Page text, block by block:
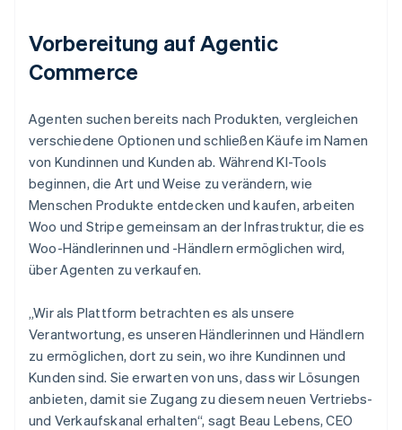
Vorbereitung auf Agentic
Commerce
Agenten suchen bereits nach Produkten, vergleichen
verschiedene Optionen und schließen Käufe im Namen
von Kundinnen und Kunden ab. Während KI-Tools
beginnen, die Art und Weise zu verändern, wie
Menschen Produkte entdecken und kaufen, arbeiten
Woo und Stripe gemeinsam an der Infrastruktur, die es
Woo-Händlerinnen und -Händlern ermöglichen wird,
über Agenten zu verkaufen.
„Wir als Plattform betrachten es als unsere
Verantwortung, es unseren Händlerinnen und Händlern
zu ermöglichen, dort zu sein, wo ihre Kundinnen und
Kunden sind. Sie erwarten von uns, dass wir Lösungen
anbieten, damit sie Zugang zu diesem neuen Vertriebs-
und Verkaufskanal erhalten“, sagt Beau Lebens, CEO